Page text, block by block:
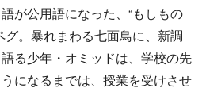
が公用語になった、“もしもの
グ。暴れまわる七面鳥に、新調
る少年・オミッドは、学校の先
になるまでは、授業を受けさせ